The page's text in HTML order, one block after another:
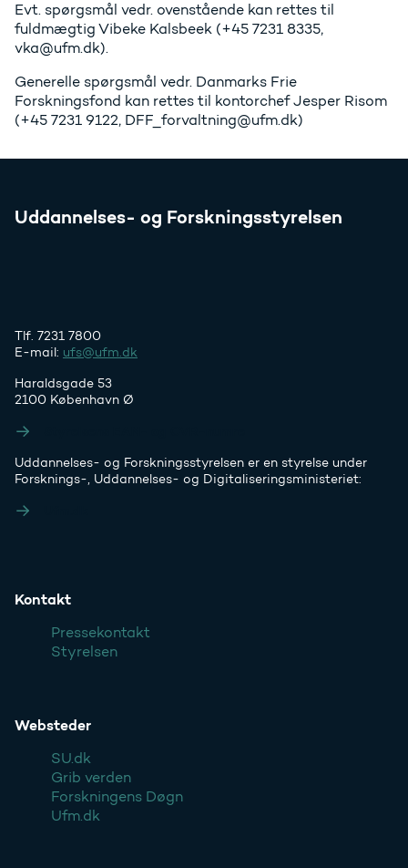
Evt. spørgsmål vedr. ovenstående kan rettes til
fuldmægtig Vibeke Kalsbeek (+45 7231 8335,
vka@ufm.dk).
Generelle spørgsmål vedr. Danmarks Frie
Forskningsfond kan rettes til kontorchef Jesper Risom
(+45 7231 9122, DFF_forvaltning@ufm.dk)
Uddannelses- og Forskningsstyrelsen
Tlf. 7231 7800
E-mail: ufs@ufm.dk
Haraldsgade 53
2100 København Ø
Uddannelses- og Forskningsstyrelsen er en styrelse under
Forsknings-, Uddannelses- og Digitaliseringsministeriet:
Kontakt
Pressekontakt
Styrelsen
Websteder
SU.dk
Grib verden
Forskningens Døgn
Ufm.dk